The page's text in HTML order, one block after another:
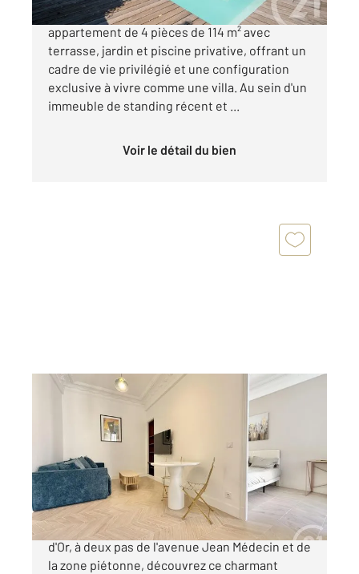
NICE - SAINT-PIERRE-DE-FÉRIC : Grand
appartement de 4 pièces de 114 m² avec
terrasse, jardin et piscine privative, offrant un
cadre de vie privilégié et une configuration
exclusive à vivre comme une villa. Au sein d'un
immeuble de standing récent et ...
Voir le détail du bien
NICE 06
, 2 pièces
Ref : 2289
Appartement F2 à vendre
380 000 €
Idéalement situé au cœur du prestigieux Carré
d'Or, à deux pas de l'avenue Jean Médecin et de
la zone piétonne, découvrez ce charmant